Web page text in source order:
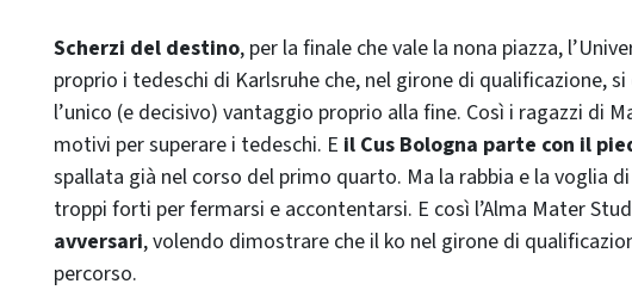
Scherzi del destino, per la finale che vale la nona piazza,
proprio i tedeschi di Karlsruhe che, nel girone di qualificazione,
l’unico (e decisivo) vantaggio proprio alla fine. Così i ragazzi di
motivi per superare i tedeschi. E il Cus Bologna parte con il
spallata già nel corso del primo quarto. Ma la rabbia e la voglia
troppi forti per fermarsi e accontentarsi. E così l’Alma Mater
avversari, volendo dimostrare che il ko nel girone di
percorso.